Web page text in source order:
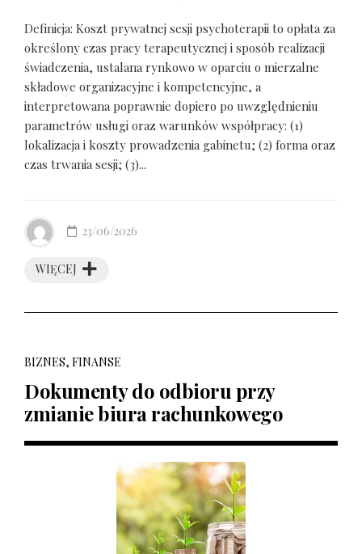
Definicja: Koszt prywatnej sesji psychoterapii to opłata za
określony czas pracy terapeutycznej i sposób realizacji
świadczenia, ustalana rynkowo w oparciu o mierzalne
składowe organizacyjne i kompetencyjne, a
interpretowana poprawnie dopiero po uwzględnieniu
parametrów usługi oraz warunków współpracy: (1)
lokalizacja i koszty prowadzenia gabinetu; (2) forma oraz
czas trwania sesji; (3)...
WIĘCEJ
23/06/2026
BIZNES, FINANSE
Dokumenty do odbioru przy
zmianie biura rachunkowego